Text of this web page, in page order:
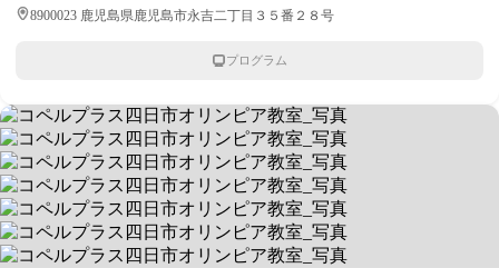
8900023 鹿児島県鹿児島市永吉二丁目３５番２８号
プログラム